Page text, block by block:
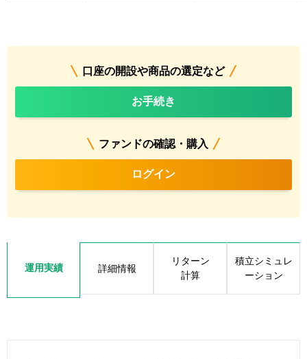
口座の開設や商品の選定など
お手続き
ファンドの確認・購入
ログイン
運用実績 詳細情報
リターン
計算
積立シミュレ
ーション